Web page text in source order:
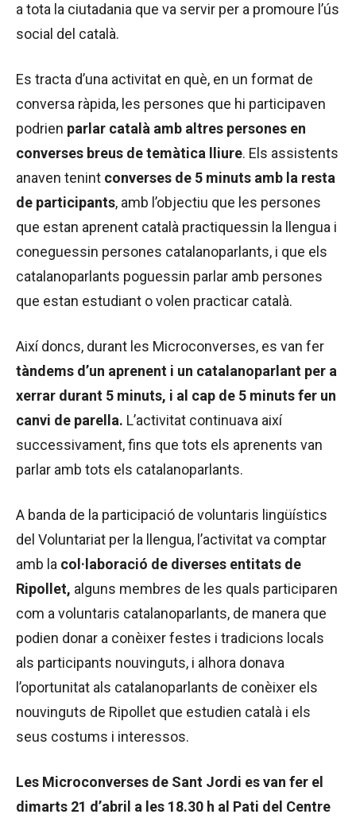
a tota la ciutadania que va servir per a promoure l’ús
social del català.
Es tracta d’una activitat en què, en un format de
conversa ràpida, les persones que hi participaven
podrien parlar català amb altres persones en
converses breus de temàtica lliure. Els assistents
anaven tenint converses de 5 minuts amb la resta
de participants, amb l’objectiu que les persones
que estan aprenent català practiquessin la llengua i
coneguessin persones catalanoparlants, i que els
catalanoparlants poguessin parlar amb persones
que estan estudiant o volen practicar català.
Així doncs, durant les Microconverses, es van fer
tàndems d’un aprenent i un catalanoparlant per a
xerrar durant 5 minuts, i al cap de 5 minuts fer un
canvi de parella. L’activitat continuava així
successivament, fins que tots els aprenents van
parlar amb tots els catalanoparlants.
A banda de la participació de voluntaris lingüístics
del Voluntariat per la llengua, l’activitat va comptar
amb la col·laboració de diverses entitats de
Ripollet, alguns membres de les quals participaren
com a voluntaris catalanoparlants, de manera que
podien donar a conèixer festes i tradicions locals
als participants nouvinguts, i alhora donava
l’oportunitat als catalanoparlants de conèixer els
nouvinguts de Ripollet que estudien català i els
seus costums i interessos.
Les Microconverses de Sant Jordi es van fer el
dimarts 21 d’abril a les 18.30 h al Pati del Centre